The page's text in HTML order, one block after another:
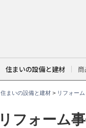
住まいの設備と建材
住まいの設備と建材> リフォーム
リフォーム